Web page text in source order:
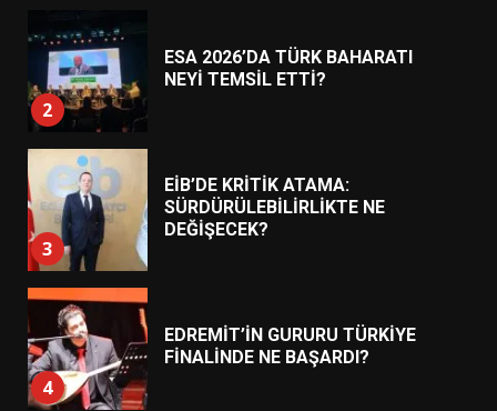
2
ESA 2026’DA TÜRK BAHARATI
NEYİ TEMSİL ETTİ?
3
EİB’DE KRİTİK ATAMA:
SÜRDÜRÜLEBİLİRLİKTE NE
DEĞİŞECEK?
4
EDREMİT’İN GURURU TÜRKİYE
FİNALİNDE NE BAŞARDI?